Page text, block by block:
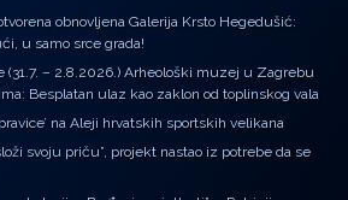
obnovljena Galerija Krsto Hegedušić:
u samo srce grada!
(31.7. – 2.8.2026.) Arheološki muzej u Zagrebu
Besplatan ulaz kao zaklon od toplinskog vala
na Aleji hrvatskih sportskih velikana
svoju priču”, projekt nastao iz potrebe da se